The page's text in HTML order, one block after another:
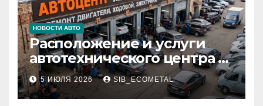
НОВОСТИ АВТО
Расположение и услуги
автотехнического центра в
районе 84-го километра
МКАД
5 ИЮЛЯ 2026 SIB_ECOMETAL